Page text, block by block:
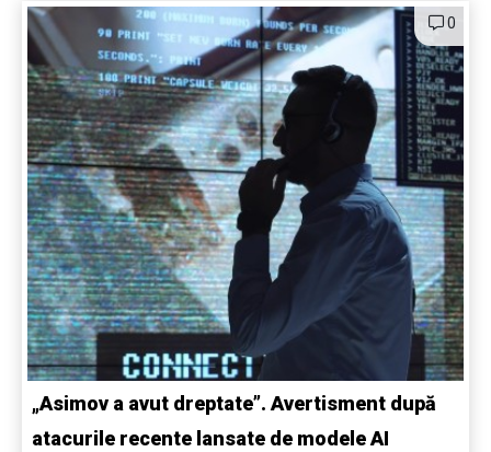
0
„Asimov a avut dreptate”. Avertisment după
atacurile recente lansate de modele AI